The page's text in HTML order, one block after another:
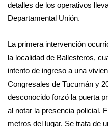
detalles de los operativos
Departamental Unión.
La primera intervención
la localidad de Ballesteros,
intento de ingreso a una
Congresales de Tucumán y
desconocido forzó la puerta
al notar la presencia policial.
metros del lugar. Se trata de